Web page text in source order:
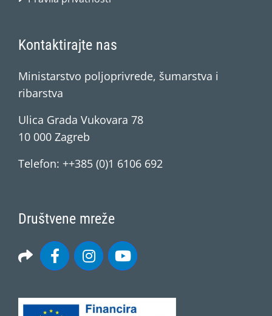
Kontaktirajte nas
Ministarstvo poljoprivrede, šumarstva i
ribarstva
Ulica Grada Vukovara 78
10 000 Zagreb
Telefon: ++385 (0)1 6106 692
Društvene mreže